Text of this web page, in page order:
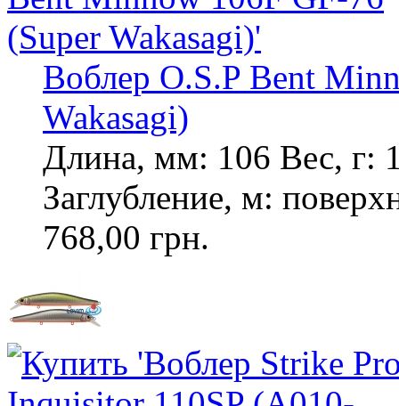
Воблер O.S.P Bent
Wakasagi)
Длина, мм: 106 Вес, г:
Заглубление, м:
768,00 грн.